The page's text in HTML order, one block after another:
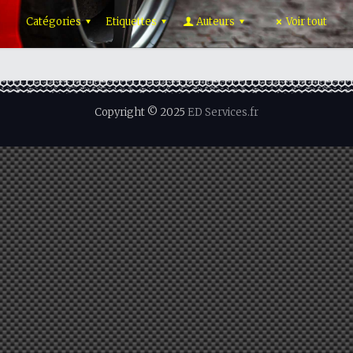
Catégories Etiquettes Auteurs Voir tout
Copyright © 2025 ED Services.fr